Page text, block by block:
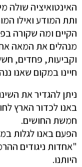
האינטואיציה שולה
ותת המודע ואילו
הקיים ומה שקורה
מנהלים את המאה
וקביעות, פחדים,
חיינו במקום שאנו
ניתן להגדיר את
באנו לכדור הארץ
חמשת החושים.
הפעם באנו לגלות
"אחדות ניגודים
היותנו.